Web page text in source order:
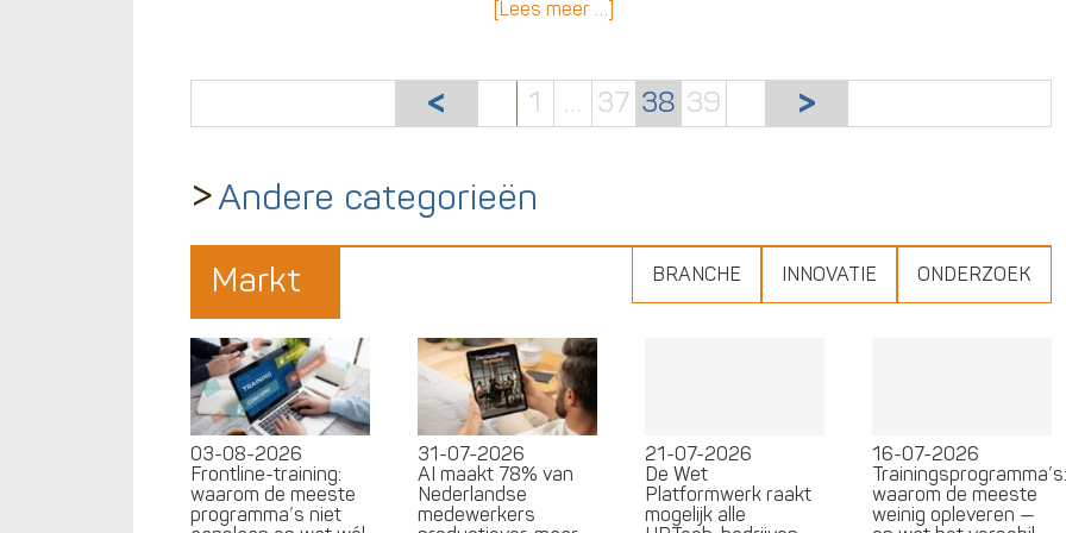
[Lees meer …]
1 … 37 38 39
>Andere categorieën
Markt BRANCHE INNOVATIE ONDERZOEK
03-08-2026
Frontline-training:
waarom de meeste
programma’s niet
31-07-2026
AI maakt 78% van
Nederlandse
medewerkers
21-07-2026
De Wet
Platformwerk raakt
mogelijk alle
16-07-2026
Trainingsprogramma’s:
waarom de meeste
weinig opleveren —